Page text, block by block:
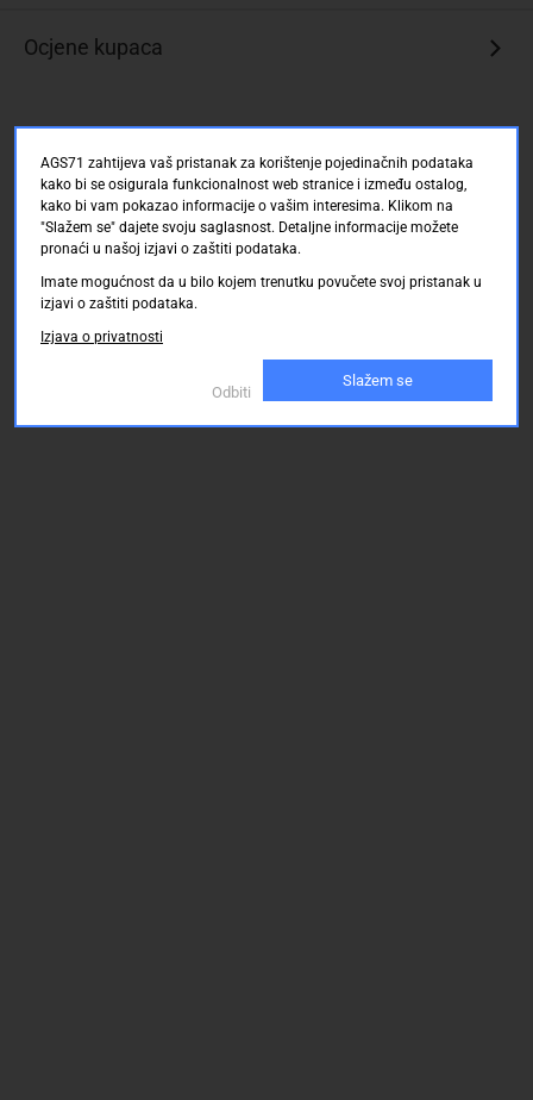
Ocjene kupaca
AGS71 zahtijeva vaš pristanak za korištenje pojedinačnih podataka
kako bi se osigurala funkcionalnost web stranice i između ostalog,
kako bi vam pokazao informacije o vašim interesima. Klikom na
"Slažem se" dajete svoju saglasnost. Detaljne informacije možete
pronaći u našoj izjavi o zaštiti podataka.
Imate mogućnost da u bilo kojem trenutku povučete svoj pristanak u
izjavi o zaštiti podataka.
Izjava o privatnosti
Odbiti
Slažem se